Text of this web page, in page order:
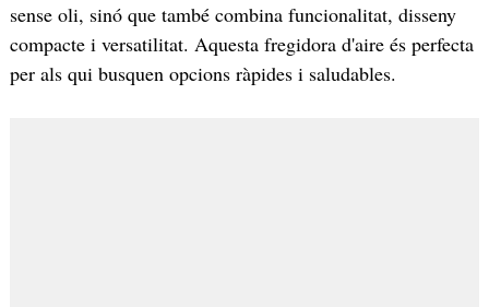
sense oli, sinó que també combina funcionalitat, disseny
compacte i versatilitat. Aquesta fregidora d'aire és perfecta
per als qui busquen opcions ràpides i saludables.